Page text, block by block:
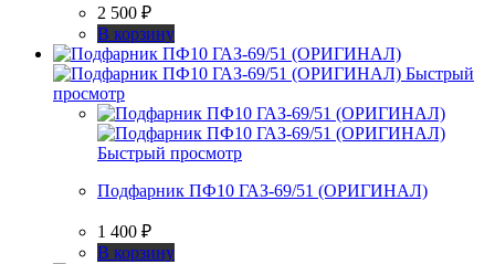
2 500 ₽
В корзину
Быстрый
просмотр
Быстрый просмотр
Подфарник ПФ10 ГАЗ-69/51 (ОРИГИНАЛ)
1 400 ₽
В корзину